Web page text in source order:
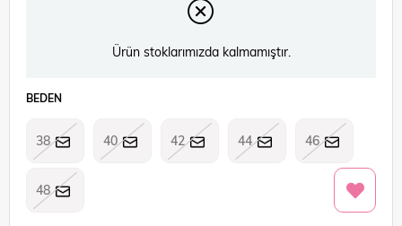
Ürün stoklarımızda kalmamıştır.
BEDEN
38 40 42 44 46
48